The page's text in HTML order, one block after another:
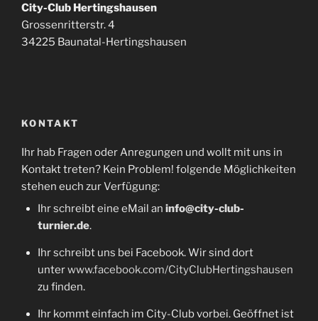
City-Club Hertingshausen
Grossenritterstr. 4
34225 Baunatal-Hertingshausen
KONTAKT
Ihr hab Fragen oder Anregungen und wollt mit uns in
Kontakt treten? Kein Problem! folgende Möglichkeiten
stehen euch zur Verfügung:
Ihr schreibt eine eMail an info@city-club-
turnier.de.
Ihr schreibt uns bei Facebook. Wir sind dort
unterwww.facebook.com/CityClubHertingshausen
zu finden.
Ihr kommt einfach im City-Club vorbei. Geöffnet ist